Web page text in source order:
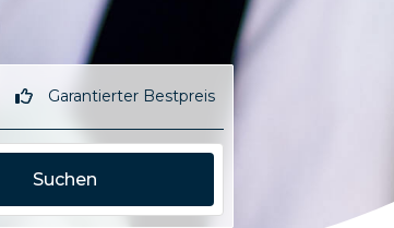
Garantierter Bestpreis
Suchen